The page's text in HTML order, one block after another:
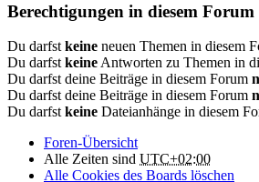
Berechtigungen in diesem Forum
Du darfst keine neuen Themen in diesem
Du darfst keine Antworten zu Themen in
Du darfst deine Beiträge in diesem Forum
Du darfst deine Beiträge in diesem Forum
Du darfst keine Dateianhänge in diesem
Foren-Übersicht
Alle Zeiten sind UTC+02:00
Alle Cookies des Boards löschen